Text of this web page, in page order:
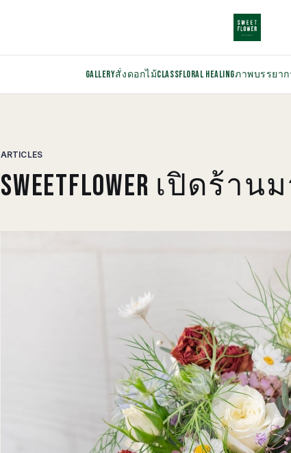
GALLERYสั่งดอกไม้CLASSFLORAL HEALINGภาพบรรยา
ARTICLES
SWEETFLOWER เปิดร้า